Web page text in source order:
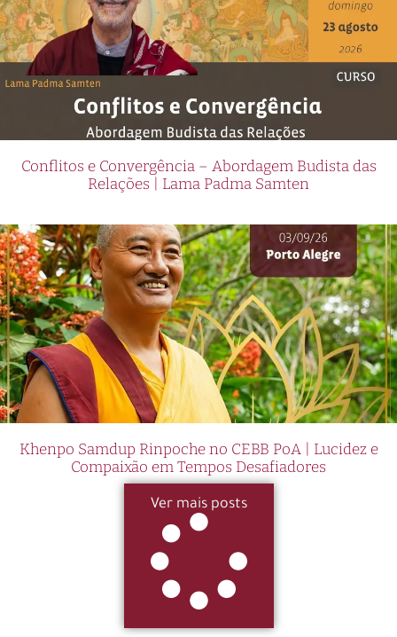
Conflitos e Convergência – Abordagem Budista das
Relações | Lama Padma Samten
Khenpo Samdup Rinpoche no CEBB PoA | Lucidez e
Compaixão em Tempos Desafiadores
Ver mais posts